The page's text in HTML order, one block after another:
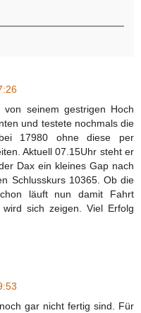
seinem gestrigen Hoch
und testete nochmals die
17980 ohne diese per
Aktuell 07.15Uhr steht er
Dax ein kleines Gap nach
Schlusskurs 10365. Ob die
läuft nun damit Fahrt
sich zeigen. Viel Erfolg
gar nicht fertig sind. Für